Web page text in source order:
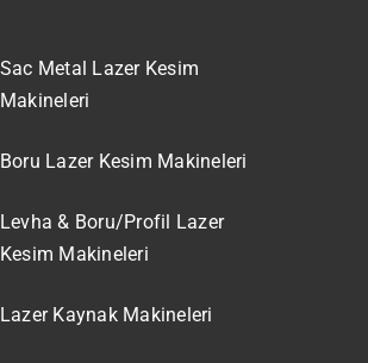
Sac Metal Lazer Kesim
Makineleri
Boru Lazer Kesim Makineleri
Levha & Boru/Profil Lazer
Kesim Makineleri
Lazer Kaynak Makineleri